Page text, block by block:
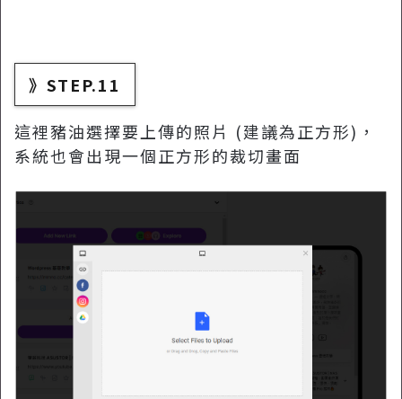
》STEP.11
這裡豬油選擇要上傳的照片 (建議為正方形)，
系統也會出現一個正方形的裁切畫面